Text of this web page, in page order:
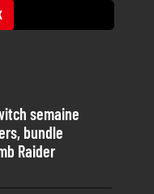
semaine
bundle
Raider